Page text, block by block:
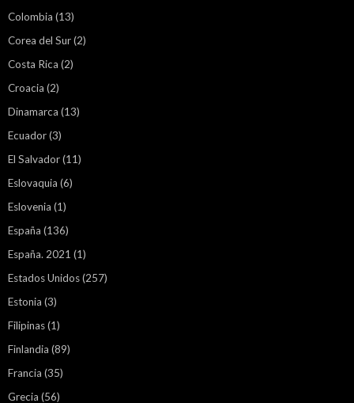
Colombia (13)
Corea del Sur(2)
Costa Rica (2)
Croacia (2)
Dinamarca (13)
Ecuador(3)
El Salvador(11)
Eslovaquia (6)
Eslovenia (1)
España (136)
España. 2021 (1)
Estados Unidos(257)
Estonia (3)
Filipinas(1)
Finlandia (89)
Francia (35)
Grecia (56)